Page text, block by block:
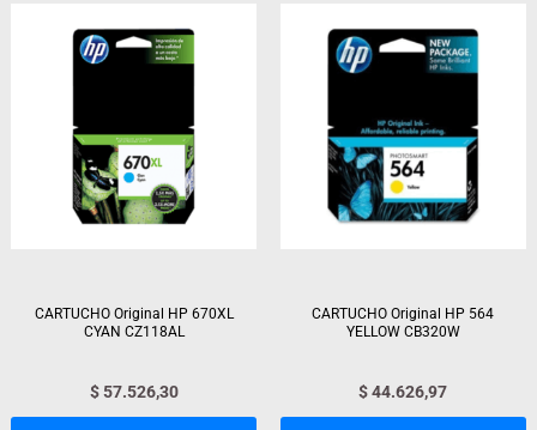
CARTUCHO Original HP 670XL
CYAN CZ118AL
$57.526,30
CARTUCHO Original HP 564
YELLOW CB320W
$44.626,97